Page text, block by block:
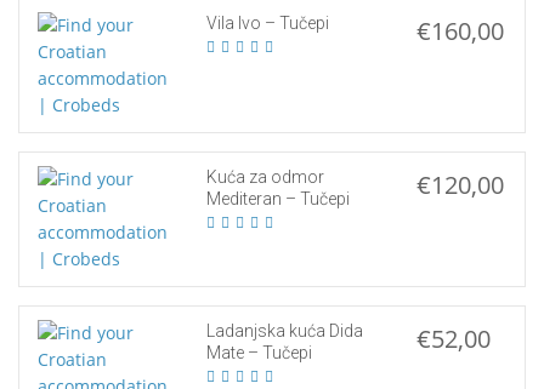
Vila Ivo – Tučepi €160,00
Kuća za odmor
Mediteran – Tučepi
€120,00
Ladanjska kuća Dida
Mate – Tučepi
€52,00